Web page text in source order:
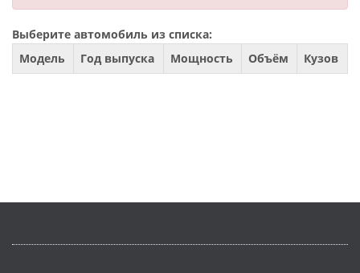
Выберите автомобиль из списка:
Модель
Год выпуска Мощность Объём Кузов